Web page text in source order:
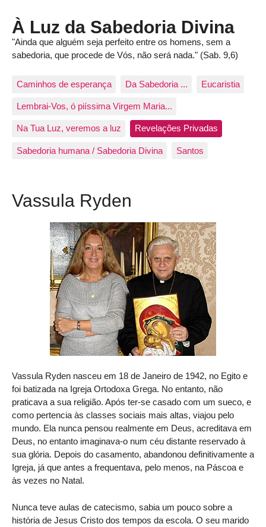
À Luz da Sabedoria Divina
"Ainda que alguém seja perfeito entre os homens, sem a
sabedoria, que procede de Vós, não será nada." (Sab. 9,6)
Caminhos de esperança Da Sabedoria ... Eucaristia
Lembrai-Vos, ó piíssima Virgem Maria...
Na Tua Luz, veremos a luz Revelações Privadas
Sabedoria humana / Sabedoria Divina Santos
Vassula Ryden
Vassula Ryden nasceu em 18 de Janeiro de 1942, no Egito e
foi batizada na Igreja Ortodoxa Grega. No entanto, não
praticava a sua religião. Após ter-se casado com um sueco, e
como pertencia às classes sociais mais altas, viajou pelo
mundo. Ela nunca pensou realmente em Deus, acreditava em
Deus, no entanto imaginava-o num céu distante reservado à
sua glória. Depois do casamento, abandonou definitivamente a
Igreja, já que antes a frequentava, pelo menos, na Páscoa e
às vezes no Natal.
Nunca teve aulas de catecismo, sabia um pouco sobre a
história de Jesus Cristo dos tempos da escola. O seu marido